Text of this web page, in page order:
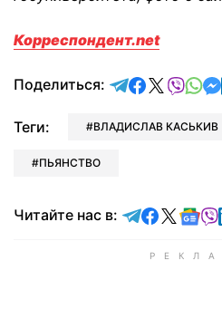
Корреспондент.net
Поделиться: отправить в
Теги: ВЛАДИСЛАВ КАСЬКИВ
ПЬЯНСТВО
Читайте нас в: Читайте в
Читайте